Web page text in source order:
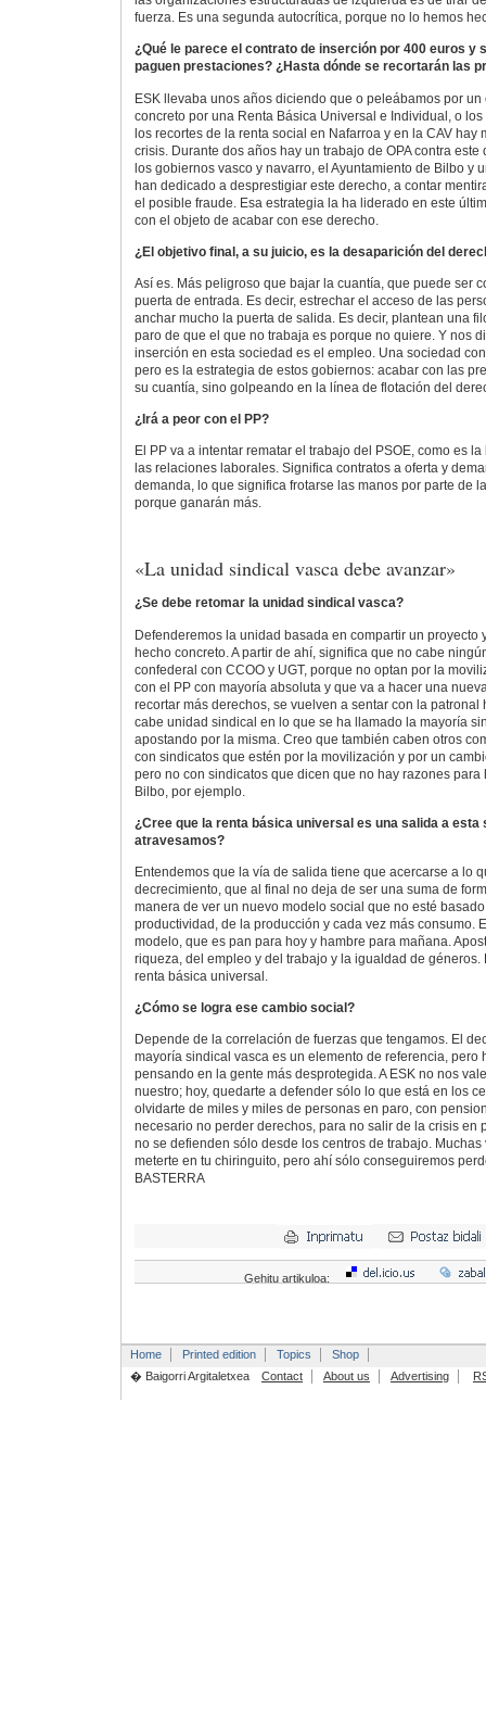
fuerza. Es una segunda autocrítica, porque no lo hemos
¿Qué le parece el contrato de inserción por 400 euros y
paguen prestaciones? ¿Hasta dónde se recortarán las
ESK llevaba unos años diciendo que o peleábamos por
concreto por una Renta Básica Universal e Individual, o
los recortes de la renta social en Nafarroa y en la CAV hay
crisis. Durante dos años hay un trabajo de OPA contra
los gobiernos vasco y navarro, el Ayuntamiento de Bilbo y
han dedicado a desprestigiar este derecho, a contar
el posible fraude. Esa estrategia la ha liderado en este
con el objeto de acabar con ese derecho.
¿El objetivo final, a su juicio, es la desaparición del
Así es. Más peligroso que bajar la cuantía, que puede ser
puerta de entrada. Es decir, estrechar el acceso de las
anchar mucho la puerta de salida. Es decir, plantean una
paro de que el que no trabaja es porque no quiere. Y nos
inserción en esta sociedad es el empleo. Una sociedad
pero es la estrategia de estos gobiernos: acabar con las
su cuantía, sino golpeando en la línea de flotación del
¿Irá a peor con el PP?
El PP va a intentar rematar el trabajo del PSOE, como es
las relaciones laborales. Significa contratos a oferta y
demanda, lo que significa frotarse las manos por parte de
porque ganarán más.
«La unidad sindical vasca debe avanzar»
¿Se debe retomar la unidad sindical vasca?
Defenderemos la unidad basada en compartir un proyecto
hecho concreto. A partir de ahí, significa que no cabe
confederal con CCOO y UGT, porque no optan por la
con el PP con mayoría absoluta y que va a hacer una
recortar más derechos, se vuelven a sentar con la patronal
cabe unidad sindical en lo que se ha llamado la mayoría
apostando por la misma. Creo que también caben otros
con sindicatos que estén por la movilización y por un
pero no con sindicatos que dicen que no hay razones para
Bilbo, por ejemplo.
¿Cree que la renta básica universal es una salida a esta
atravesamos?
Entendemos que la vía de salida tiene que acercarse a lo
decrecimiento, que al final no deja de ser una suma de
manera de ver un nuevo modelo social que no esté
productividad, de la producción y cada vez más consumo.
modelo, que es pan para hoy y hambre para mañana.
riqueza, del empleo y del trabajo y la igualdad de géneros.
renta básica universal.
¿Cómo se logra ese cambio social?
Depende de la correlación de fuerzas que tengamos. El
mayoría sindical vasca es un elemento de referencia, pero
pensando en la gente más desprotegida. A ESK no nos
nuestro; hoy, quedarte a defender sólo lo que está en los
olvidarte de miles y miles de personas en paro, con
necesario no perder derechos, para no salir de la crisis en
no se defienden sólo desde los centros de trabajo.
meterte en tu chiringuito, pero ahí sólo conseguiremos
BASTERRA
Gehitu artikuloa:
Home Printed edition Topics
Shop
� Baigorri Argitaletxea
Contact About us Advertising